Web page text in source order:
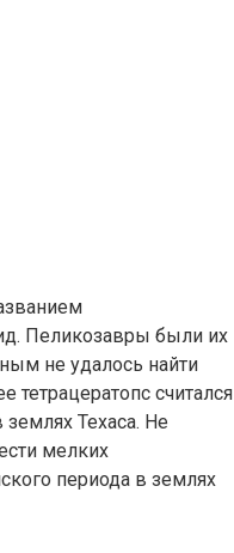
Пеликозавры были их
не удалось найти
считался
Техаса. Не
мелких
периода в землях